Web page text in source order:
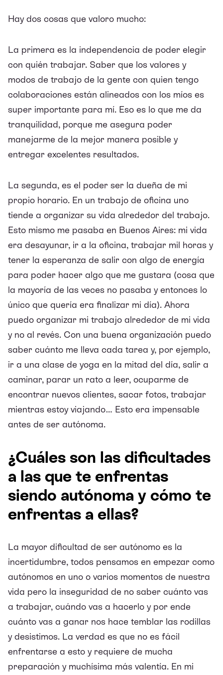
Hay dos cosas que valoro mucho:
La primera es la independencia de poder elegir
con quién trabajar. Saber que los valores y
modos de trabajo de la gente con quien tengo
colaboraciones están alineados con los míos es
super importante para mí. Eso es lo que me da
tranquilidad, porque me asegura poder
manejarme de la mejor manera posible y
entregar excelentes resultados.
La segunda, es el poder ser la dueña de mi
propio horario. En un trabajo de oficina uno
tiende a organizar su vida alrededor del trabajo.
Esto mismo me pasaba en Buenos Aires: mi vida
era desayunar, ir a la oficina, trabajar mil horas y
tener la esperanza de salir con algo de energía
para poder hacer algo que me gustara (cosa que
la mayoría de las veces no pasaba y entonces lo
único que quería era finalizar mi día). Ahora
puedo organizar mi trabajo alrededor de mi vida
y no al revés. Con una buena organización puedo
saber cuánto me lleva cada tarea y, por ejemplo,
ir a una clase de yoga en la mitad del día, salir a
caminar, parar un rato a leer, ocuparme de
encontrar nuevos clientes, sacar fotos, trabajar
mientras estoy viajando… Esto era impensable
antes de ser autónoma.
¿Cuáles son las dificultades
a las que te enfrentas
siendo autónoma y cómo te
enfrentas a ellas?
La mayor dificultad de ser autónomo es la
incertidumbre, todos pensamos en empezar como
autónomos en uno o varios momentos de nuestra
vida pero la inseguridad de no saber cuánto vas
a trabajar, cuándo vas a hacerlo y por ende
cuánto vas a ganar nos hace temblar las rodillas
y desistimos. La verdad es que no es fácil
enfrentarse a esto y requiere de mucha
preparación y muchísima más valentía. En mi